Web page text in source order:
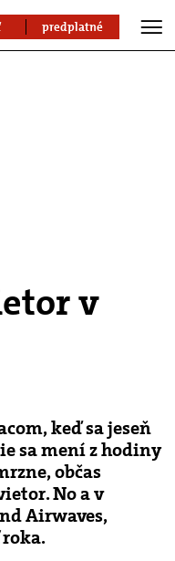
predplatné
v
keď sa jeseň
sa mení z hodiny
občas
No a v
Airwaves,